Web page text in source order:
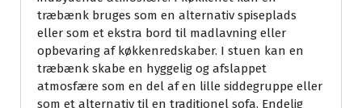
træbænk bruges som en alternativ spiseplads
eller som et ekstra bord til madlavning eller
opbevaring af køkkenredskaber. I stuen kan en
træbænk skabe en hyggelig og afslappet
atmosfære som en del af en lille siddegruppe eller
som et alternativ til en traditionel sofa. Endelig